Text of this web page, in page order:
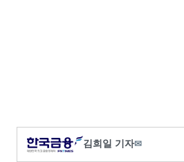
김희일 기자✉